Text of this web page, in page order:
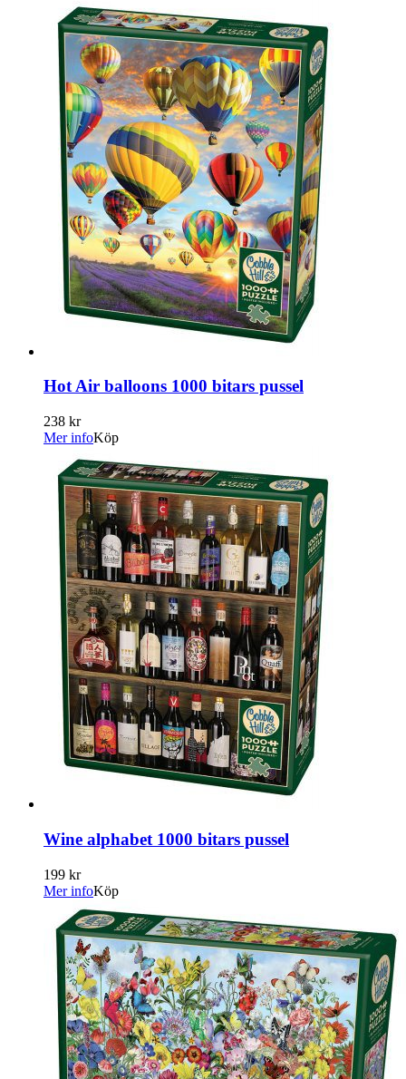
Hot Air balloons 1000 bitars pussel
238 kr
Mer infoKöp
Wine alphabet 1000 bitars pussel
199 kr
Mer infoKöp